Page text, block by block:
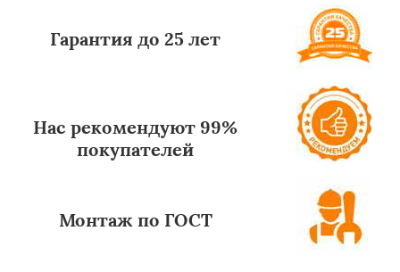
Гарантия до 25 лет
Нас рекомендуют 99%
покупателей
Монтаж по ГОСТ